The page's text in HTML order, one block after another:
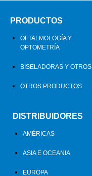
PRODUCTOS
OFTALMOLOGÍA Y
OPTOMETRÍA
BISELADORAS Y OTROS
OTROS PRODUCTOS
DISTRIBUIDORES
AMÉRICAS
ASIA E OCEANIA
EUROPA